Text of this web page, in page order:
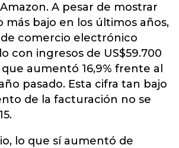
A pesar de mostrar
más bajo en los últimos años,
comercio electrónico
con ingresos de US$59.700
aumentó 16,9% frente al
pasado. Esta cifra tan bajo
de la facturación no se
lo que sí aumentó de